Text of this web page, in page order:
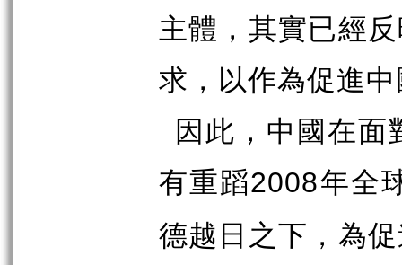
主體，其實已經
求，以作為促進
因此，中國在面
有重蹈2008年全
德越日之下，為